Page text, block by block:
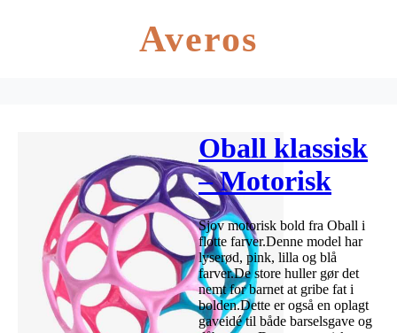
Averos
Oball klassisk
– Motorisk
bold –
Lyserød/pink/
Sjov motorisk bold fra Oball i
flotte farver.Denne model har
lyserød, pink, lilla og blå
farver.De store huller gør det
nemt for barnet at gribe fat i
bolden.Dette er også en oplagt
gaveidé til både barselsgave og